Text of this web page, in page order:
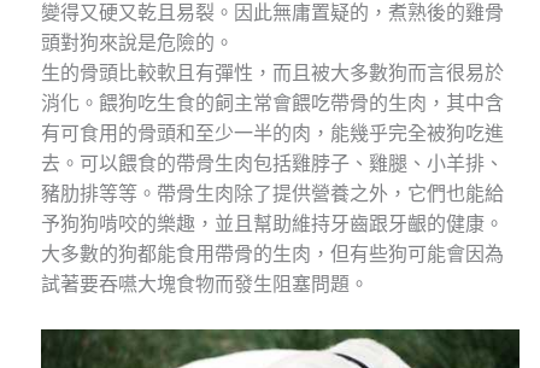
變得又硬又乾且易裂。因此無庸置疑的，煮熟後的雞骨
頭對狗來說是危險的。
生的骨頭比較軟且有彈性，而且被大多數狗而言很易於
消化。餵狗吃生食的飼主常會餵吃帶骨的生肉，其中含
有可食用的骨頭和至少一半的肉，能幾乎完全被狗吃進
去。可以餵食的帶骨生肉包括雞脖子、雞腿、小羊排、
豬肋排等等。帶骨生肉除了提供營養之外，它們也能給
予狗狗啃咬的樂趣，並且幫助維持牙齒跟牙齦的健康。
大多數的狗都能食用帶骨的生肉，但有些狗可能會因為
試著要吞嚥大塊食物而發生阻塞問題。